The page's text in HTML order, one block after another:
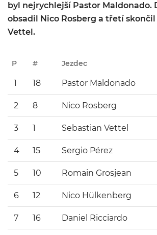
byl nejrychlejší Pastor Maldonado.
obsadil Nico Rosberg a třetí skončil
Vettel.
P # Jezdec
1 18 Pastor Maldonado
2 8 Nico Rosberg
3 1 Sebastian Vettel
4 15 Sergio Pérez
5 10 Romain Grosjean
6 12 Nico Hülkenberg
7 16 Daniel Ricciardo